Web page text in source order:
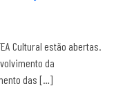
Cultural estão abertas.
da
das […]